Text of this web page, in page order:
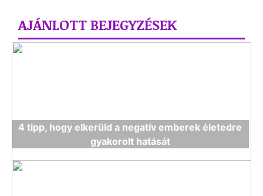
AJÁNLOTT BEJEGYZÉSEK
4 tipp, hogy elkerüld a negatív emberek életedre
gyakorolt hatását